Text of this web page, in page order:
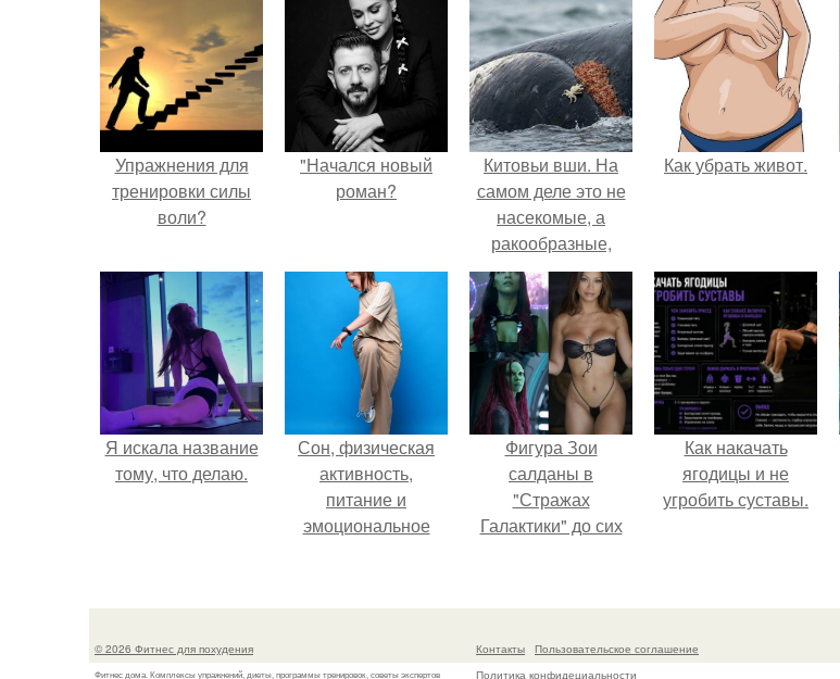
Упражнения для
тренировки силы
воли?
"Начался новый
роман?
Китовьи вши. На
самом деле это не
насекомые, а
ракообразные,
относящиеся к
бокоплавам.
Как убрать живот.
Я искала название
тому, что делаю.
Сон, физическая
активность,
питание и
эмоциональное
Фигура Зои
салданы в
"Стражах
Галактики" до сих
Как накачать
ягодицы и не
угробить суставы.
© 2026 Фитнес для похудения
Фитнес дома. Комплексы упражнений, диеты, программы тренировок, советы экспертов
Контакты
Пользовательское соглашение
Политика конфидециальности